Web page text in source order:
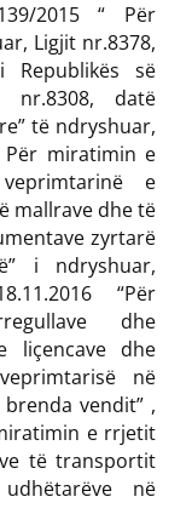
2015 “ Për
Ligjit nr.8378,
Republikës së
nr.8308, datë
të ndryshuar,
Për miratimin e
e
mallrave dhe të
zyrtarë
i ndryshuar,
“Për
dhe
liçencave dhe
në
vendit” ,
e rrjetit
të transportit
në